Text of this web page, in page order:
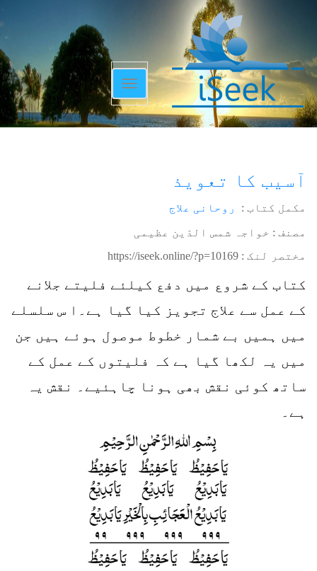
Toggle
navigation
آسیب کا تعویذ
مکمل کتاب : روحانی علاج
مصنف : خواجہ شمس الدّین عظیمی
مختصر لنک : https://iseek.online/?p=10169
کتاب کے شروع میں دفع کیلئے فلیتے جلانے
کے عمل سے علاج تجویز کیا گیا ہے۔ا س سلسلے
میں ہمیں بے شمار خطوط موصول ہوئے ہیں جن
میں یہ لکھا گیا ہے کہ فلیتوں کے عمل کے
ساتھ کوئی نقش بھی ہونا چاہئیے۔ نقش یہ
ہے۔